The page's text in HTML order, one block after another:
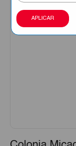
APLICAR